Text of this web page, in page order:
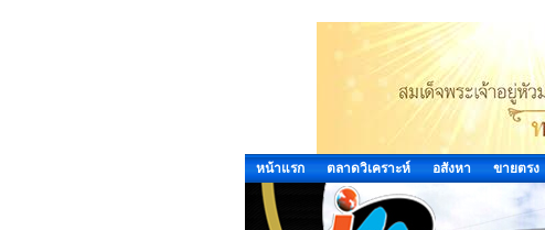
หน้าแรก ตลาดวิเคราะห์ อสังหา ขายตรง